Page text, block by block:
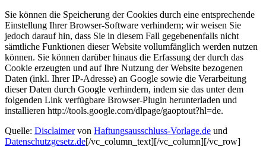
Sie können die Speicherung der Cookies durch eine entsprechende
Einstellung Ihrer Browser-Software verhindern; wir weisen Sie
jedoch darauf hin, dass Sie in diesem Fall gegebenenfalls nicht
sämtliche Funktionen dieser Website vollumfänglich werden nutzen
können. Sie können darüber hinaus die Erfassung der durch das
Cookie erzeugten und auf Ihre Nutzung der Website bezogenen
Daten (inkl. Ihrer IP-Adresse) an Google sowie die Verarbeitung
dieser Daten durch Google verhindern, indem sie das unter dem
folgenden Link verfügbare Browser-Plugin herunterladen und
installieren http://tools.google.com/dlpage/gaoptout?hl=de.
Quelle: Disclaimervon Haftungsausschluss-Vorlage.de und
Datenschutzgesetz.de[/vc_column_text][/vc_column][/vc_row]